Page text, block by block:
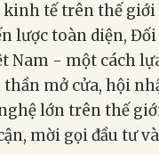
kinh tế trên thế giới
lược toàn diện,
Nam - một cách
mở cửa, hội
lớn trên thế
mời gọi đầu tư